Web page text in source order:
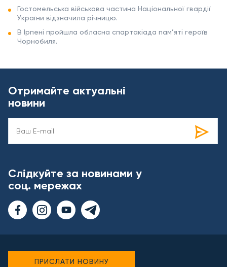
Гостомельська військова частина Національної гвардії
України відзначила річницю.
В Ірпені пройшла обласна спартакіада пам’яті героїв
Чорнобиля.
Отримайте актуальні
новини
Слідкуйте за новинами у
соц. мережах
ПРИСЛАТИ НОВИНУ